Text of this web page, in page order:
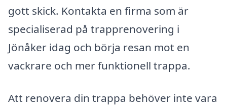
gott skick. Kontakta en firma som är
specialiserad på trapprenovering i
Jönåker idag och börja resan mot en
vackrare och mer funktionell trappa.
Att renovera din trappa behöver inte vara